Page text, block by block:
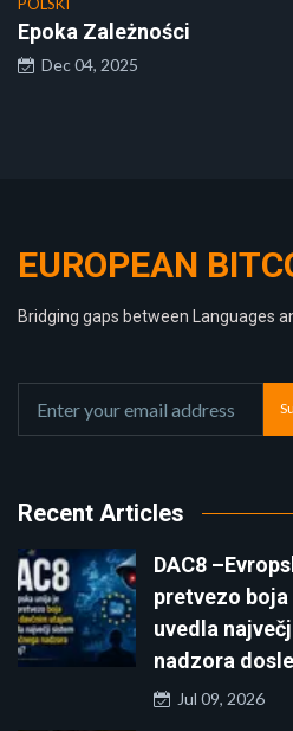
Epoka Zależności
Dec 04, 2025
EUROPEAN
Bridging gaps between Languages
Recent Articles
DAC8
pretvezo
uvedla
nadzora
Jul 09, 2026